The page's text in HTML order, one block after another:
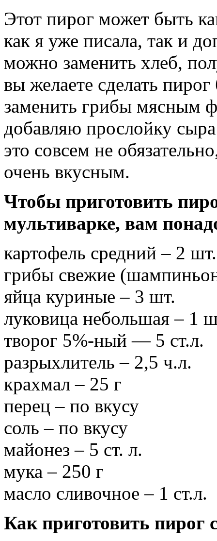
Этот пирог может быть
как я уже писала, так и
можно заменить хлеб,
вы желаете сделать
заменить грибы мясным
добавляю прослойку
это совсем не
очень вкусным.
Чтобы приготовить
мультиварке, вам
картофель средний – 2 шт.
грибы свежие
яйца куриные – 3 шт.
луковица небольшая – 1
творог 5%-ный — 5 ст.л.
разрыхлитель – 2,5 ч.л.
крахмал – 25 г
перец – по вкусу
соль – по вкусу
майонез – 5 ст. л.
мука – 250 г
масло сливочное – 1 ст.л.
Как приготовить пирог